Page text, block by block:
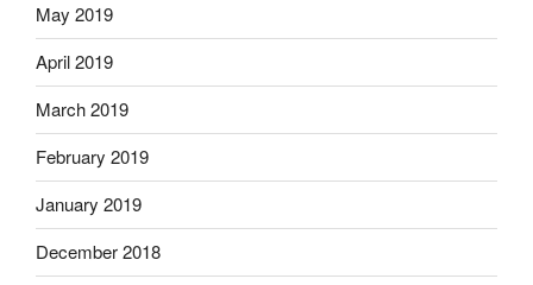
May 2019
April 2019
March 2019
February 2019
January 2019
December 2018